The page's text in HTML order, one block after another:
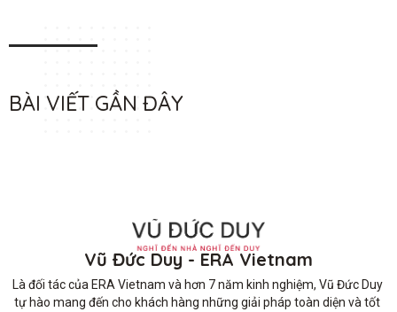
BÀI VIẾT GẦN ĐÂY
Vũ Đức Duy - ERA Vietnam
Là đối tác của ERA Vietnam và hơn 7 năm kinh nghiệm, Vũ Đức Duy
tự hào mang đến cho khách hàng những giải pháp toàn diện và tốt